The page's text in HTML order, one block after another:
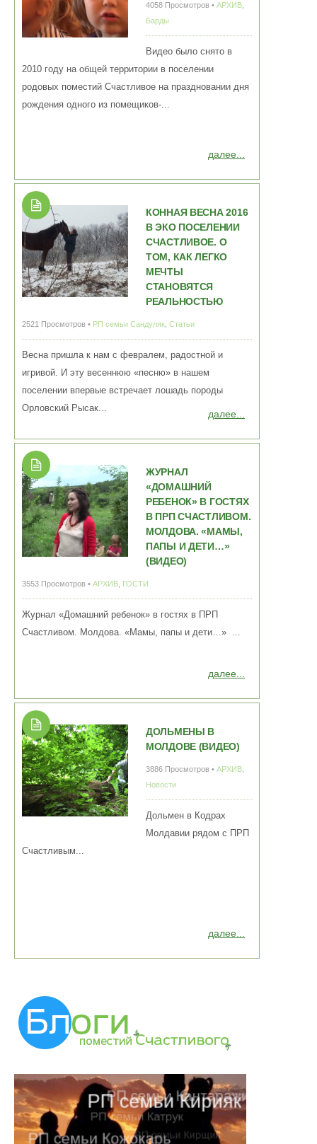
4058 Просмотров • АРХИВ
Барды
далее...
Видео было снято в
2010 году на общей территории в поселении
родовых поместий Счастливое на праздновании дня
рождения одного из помещиков-...
КОННАЯ ВЕСНА 2016
В ЭКО ПОСЕЛЕНИИ
СЧАСТЛИВОЕ. О
ТОМ, КАК ЛЕГКО
МЕЧТЫ
СТАНОВЯТСЯ
РЕАЛЬНОСТЬЮ
2521 Просмотров • РП семьи Сандуляк Статьи
далее...
Весна пришла к нам с февралем, радостной и
игривой. И эту весеннюю «песню» в нашем
поселении впервые встречает лошадь породы
Орловский Рысак...
ЖУРНАЛ
«ДОМАШНИЙ
РЕБЕНОК» В ГОСТЯХ
В ПРП СЧАСТЛИВОМ.
МОЛДОВА. «МАМЫ,
ПАПЫ И ДЕТИ…»
(ВИДЕО)
3553 Просмотров • АРХИВ ГОСТИ
далее...
Журнал «Домашний ребенок» в гостях в ПРП
Счастливом. Молдова. «Мамы, папы и дети…» ...
ДОЛЬМЕНЫ В
МОЛДОВЕ (ВИДЕО)
3886 Просмотров • АРХИВ
Новости
далее...
Дольмен в Кодрах
Молдавии рядом с ПРП
Счастливым...